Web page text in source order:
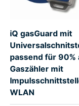
iQ gasGuard mit
passend für 90%
Gaszähler mit
WLAN